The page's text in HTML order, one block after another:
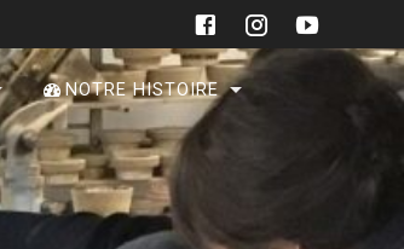
NOTRE HISTOIRE